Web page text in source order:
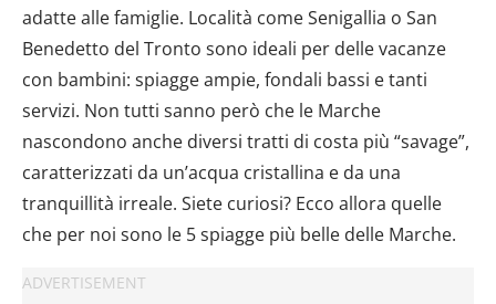
adatte alle famiglie. Località come Senigallia o San
Benedetto del Tronto sono ideali per delle vacanze
con bambini: spiagge ampie, fondali bassi e tanti
servizi. Non tutti sanno però che le Marche
nascondono anche diversi tratti di costa più “savage”,
caratterizzati da un’acqua cristallina e da una
tranquillità irreale. Siete curiosi? Ecco allora quelle
che per noi sono le 5 spiagge più belle delle Marche.